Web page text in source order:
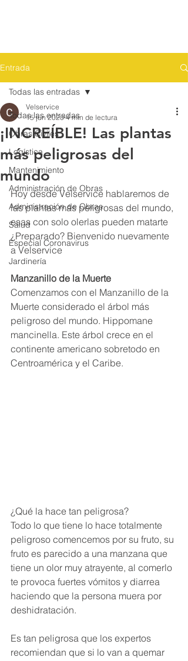
Entrada
Todas las entradas
Obras Civiles
Logística
Mantenimiento
Administración de Obras
Administración de Obras
Salud
Especial Coronavirus
Jardinería
Todas las entradas
¡INCREÍBLE! Las plantas
más peligrosas del
mundo
Velservice
15 jun 2020 4 min de lectura
Hoy desde Velservice hablaremos de
las plantas más peligrosas del mundo,
esas con solo olerlas pueden matarte
¿Preparado? Bienvenido nuevamente
a Velservice
Manzanillo de la Muerte
Comenzamos con el Manzanillo de la
Muerte considerado el árbol más
peligroso del mundo. Hippomane
mancinella. Este árbol crece en el
continente americano sobretodo en
Centroamérica y el Caribe.
¿Qué la hace tan peligrosa?
Todo lo que tiene lo hace totalmente
peligroso comencemos por su fruto, su
fruto es parecido a una manzana que
tiene un olor muy atrayente, al comerlo
te provoca fuertes vómitos y diarrea
haciendo que la persona muera por
deshidratación.
Es tan peligrosa que los expertos
recomiendan que si lo van a quemar